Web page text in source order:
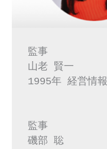
監事
山老 賢一
1995年 経営情
監事
磯部 聡